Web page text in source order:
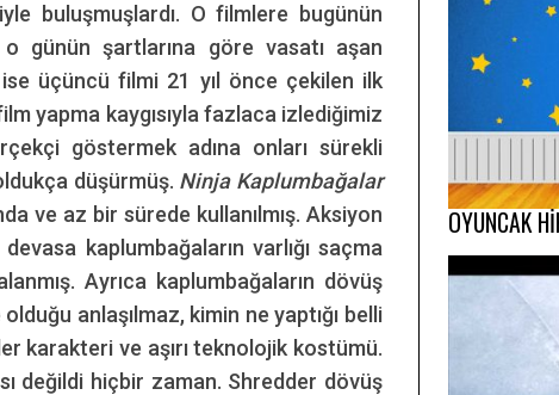
buluşmuşlardı. O filmlere bugünün
o günün şartlarına göre vasatı aşan
üçüncü filmi 21 yıl önce çekilen ilk
yapma kaygısıyla fazlaca izlediğimiz
göstermek adına onları sürekli
düşürmüş. Ninja Kaplumbağalar
ve az bir sürede kullanılmış. Aksiyon
kaplumbağaların varlığı saçma
Ayrıca kaplumbağaların dövüş
anlaşılmaz, kimin ne yaptığı belli
karakteri ve aşırı teknolojik kostümü.
değildi hiçbir zaman. Shredder dövüş
OYUNCAK